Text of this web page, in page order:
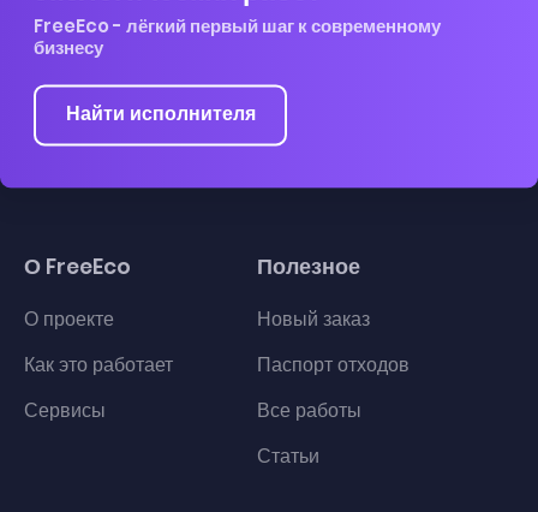
FreeEco - лёгкий первый шаг к современному
бизнесу
Найти исполнителя
О FreeEco
О проекте
Как это работает
Сервисы
Полезное
Новый заказ
Паспорт отходов
Все работы
Статьи